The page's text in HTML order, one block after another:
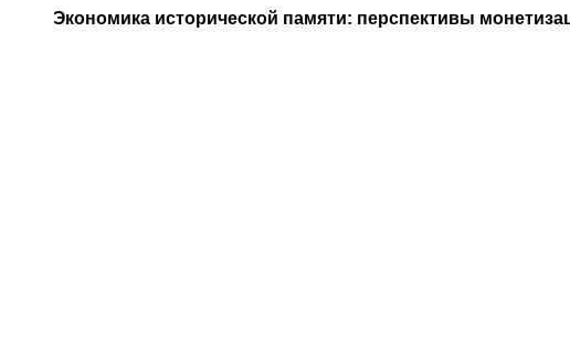
Экономика исторической памяти: перспективы